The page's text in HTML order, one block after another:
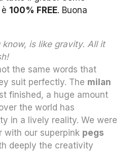
100% FREE. Buona
is like gravity. All it
the same words that
suit perfectly. The milan
finished, a huge amount
the world has
in a lively reality. We were
with our superpink pegs
deeply the creativity